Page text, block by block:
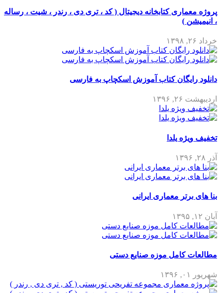
پروژه معماری کتابخانه دیجیتال ( کد ، تری دی ، رندر ، شیت ، رساله
، انیمیشن )
خرداد ۲۶, ۱۳۹۸
دانلود رایگان کتاب آموزش اسکچاپ به فارسی
اردیبهشت ۲۶, ۱۳۹۶
تخفیف ویژه یلدا
آذر ۲۸, ۱۳۹۶
بنا های برتر معماری ایرانی
آبان ۱۲, ۱۳۹۵
مطالعات کامل موزه صنایع دستی
شهریور ۰۱, ۱۳۹۶